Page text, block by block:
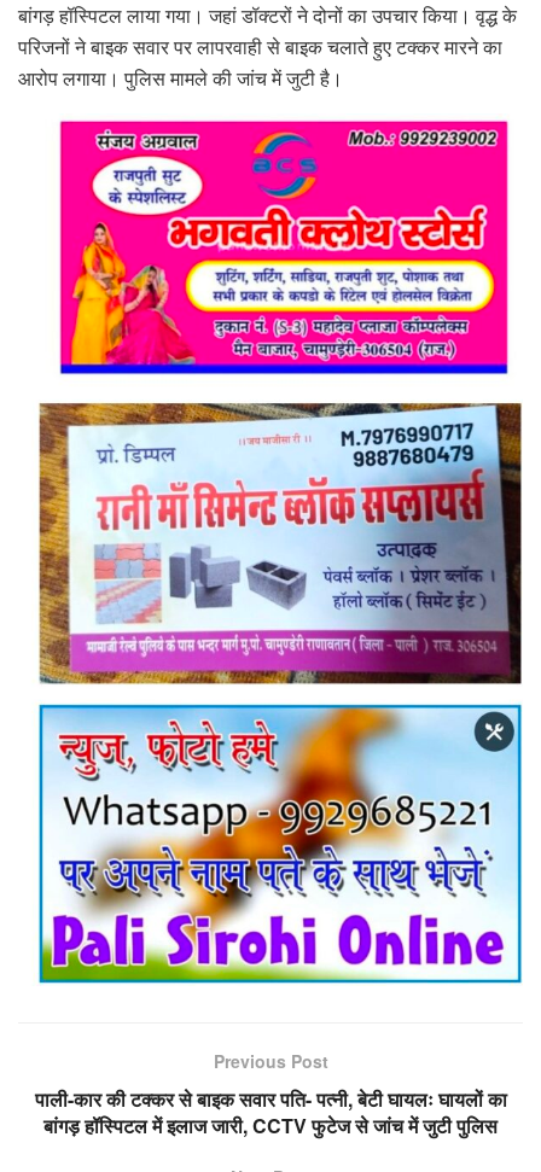
बांगड़ हॉस्पिटल लाया गया। जहां डॉक्टरों ने दोनों का उपचार किया। वृद्ध के
परिजनों ने बाइक सवार पर लापरवाही से बाइक चलाते हुए टक्कर मारने का
आरोप लगाया। पुलिस मामले की जांच में जुटी है।
Previous Post
पाली-कार की टक्कर से बाइक सवार पति- पत्नी, बेटी घायलः घायलों का
बांगड़ हॉस्पिटल में इलाज जारी, CCTV फुटेज से जांच में जुटी पुलिस